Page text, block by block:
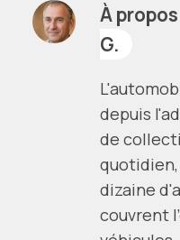
À
G.
depuis
de
dizaine
couvrent